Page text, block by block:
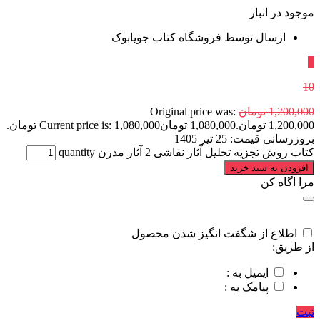
موجود در انبار
ارسال توسط فروشگاه کتاب جویابوک
10
1,200,000 تومان Original price was:
1,200,000 تومان.
1,080,000 تومانCurrent price is: 1,080,000 تومان.
بروزرسانی قیمت: 25 تیر 1405
کتاب روش تجزیه تحلیل آثار نقاشی 2 آثار مدرن quantity
افزودن به سبد خرید
مرا اگاه کن
اطلاع از شگفت انگیز شدن محصول
از طریق:
ایمیل به :
پیامک به :
ثبت